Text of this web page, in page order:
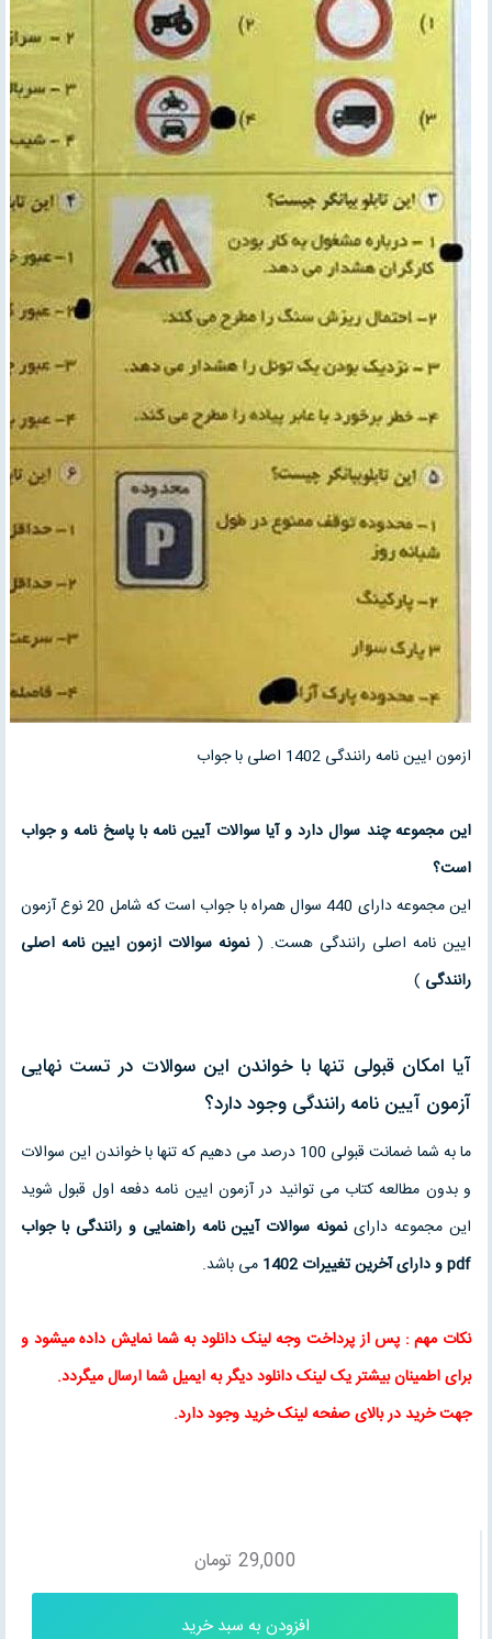
ازمون ایین نامه رانندگی 1402 اصلی با جواب
این مجموعه چند سوال دارد و آیا سوالات آیین نامه با پاسخ نامه و جواب
است؟
این مجموعه دارای 440 سوال همراه با جواب است که شامل 20 نوع آزمون
ایین نامه اصلی رانندگی هست. (نمونه سوالات ازمون ایین نامه اصلی
رانندگی )
آیا امکان قبولی تنها با خواندن این سوالات در تست نهایی
آزمون آیین نامه رانندگی وجود دارد؟
ما به شما ضمانت قبولی 100 درصد می دهیم که تنها با خواندن این سوالات
و بدون مطالعه کتاب می توانید در آزمون ایین نامه دفعه اول قبول شوید
این مجموعه داراینمونه سوالات آیین نامه راهنمایی و رانندگی با جواب
pdf و دارای آخرین تغییرات 1402
می باشد.
نکات مهم : پس از پرداخت وجه لینک دانلود به شما نمایش داده میشود و
برای اطمینان بیشتر یک لینک دانلود دیگر به ایمیل شما ارسال میگردد.
جهت خرید در بالای صفحه لینک خرید وجود دارد.
29,000 تومان
افزودن به سبد خرید